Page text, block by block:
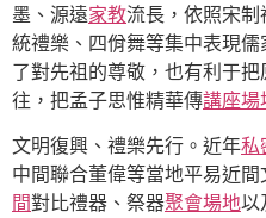
墨、源遠家教流長，依照宋
統禮樂、四佾舞等集中表現儒
了對先祖的尊敬，也有利于
往，把孟子思惟精華傳講座場
文明復興、禮樂先行。近年私
中間聯合董偉等當地平易近間
間對比禮器、祭器聚會場地以